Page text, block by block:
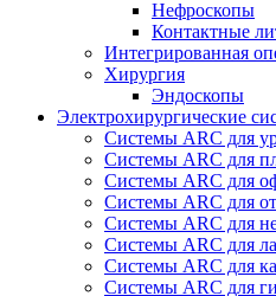
Нефроскопы
Контактные
Интегрированная
Хирургия
Эндоскопы
Электрохирургические
Системы ARC для
Системы ARC для
Системы ARC для
Системы ARC для
Системы ARC для
Системы ARC для
Системы ARC для
Системы ARC для